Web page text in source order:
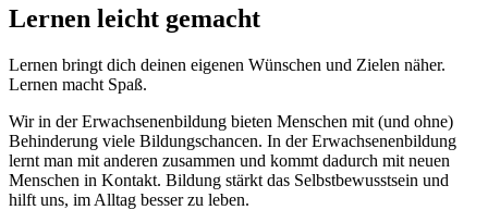
Lernen leicht gemacht
Lernen bringt dich deinen eigenen Wünschen und Zielen näher.
Lernen macht Spaß.
Wir in der Erwachsenenbildung bieten Menschen mit (und ohne)
Behinderung viele Bildungschancen. In der Erwachsenenbildung
lernt man mit anderen zusammen und kommt dadurch mit neuen
Menschen in Kontakt. Bildung stärkt das Selbstbewusstsein und
hilft uns, im Alltag besser zu leben.